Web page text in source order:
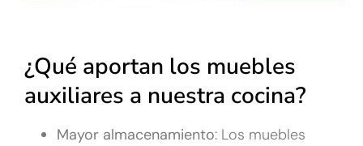
¿Qué aportan los muebles
auxiliares a nuestra cocina?
Mayor almacenamiento: Los muebles